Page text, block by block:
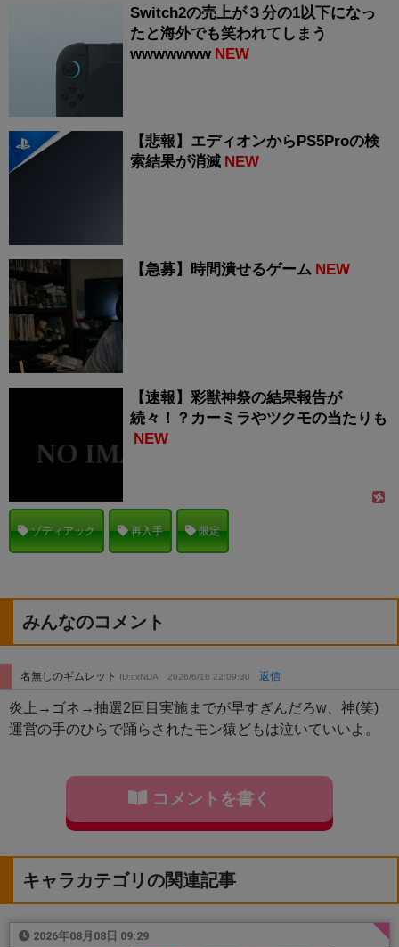
Switch2の売上が３分の1以下になっ
たと海外でも笑われてしまう
wwwwwww NEW
【悲報】エディオンからPS5Proの検
索結果が消滅 NEW
【急募】時間潰せるゲーム NEW
【速報】彩獣神祭の結果報告が
続々！？カーミラやツクモの当たりも
NEW
ゾディアック 再入手 限定
みんなのコメント
名無しのギムレット ID:cxNDA 2026/6/16 22:09:30 返信
炎上→ゴネ→抽選2回目実施までが早すぎんだろw、神(笑)
運営の手のひらで踊らされたモン猿どもは泣いていいよ。
コメントを書く
キャラカテゴリの関連記事
2026年08月08日 09:29